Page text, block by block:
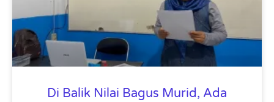
Di Balik Nilai Bagus Murid, Ada